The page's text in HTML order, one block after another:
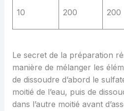
10 200 200
Le secret de la préparation
manière de mélanger les
de dissoudre d’abord le
moitié de l’eau, puis de
dans l’autre moitié avant